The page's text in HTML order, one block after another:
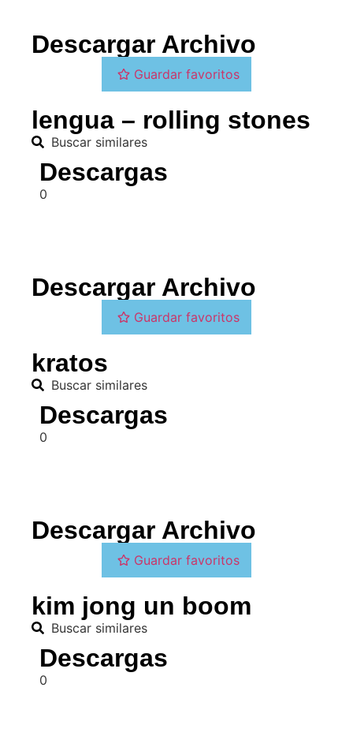
Descargar Archivo
Guardar favoritos
lengua – rolling stones
Buscar similares
Descargas
0
Descargar Archivo
Guardar favoritos
kratos
Buscar similares
Descargas
0
Descargar Archivo
Guardar favoritos
kim jong un boom
Buscar similares
Descargas
0